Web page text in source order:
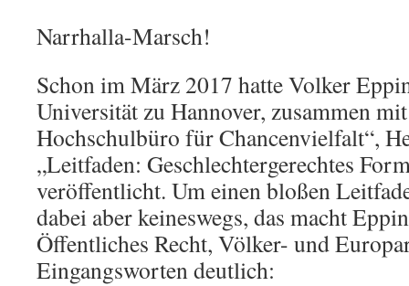
Narrhalla-Marsch!
Schon im März 2017 hatte Volker
Universität zu Hannover, zusammen
Hochschulbüro für Chancenvielfalt“,
„Leitfaden: Geschlechtergerechtes
veröffentlicht. Um einen bloßen
dabei aber keineswegs, das macht
Öffentliches Recht, Völker- und
Eingangsworten deutlich: